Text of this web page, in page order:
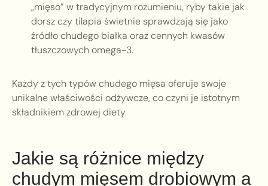
„mięso” w tradycyjnym rozumieniu, ryby takie jak
dorsz czy tilapia świetnie sprawdzają się jako
źródło chudego białka oraz cennych kwasów
tłuszczowych omega-3.
Każdy z tych typów chudego mięsa oferuje swoje
unikalne właściwości odżywcze, co czyni je istotnym
składnikiem zdrowej diety.
Jakie są różnice między
chudym mięsem drobiowym a